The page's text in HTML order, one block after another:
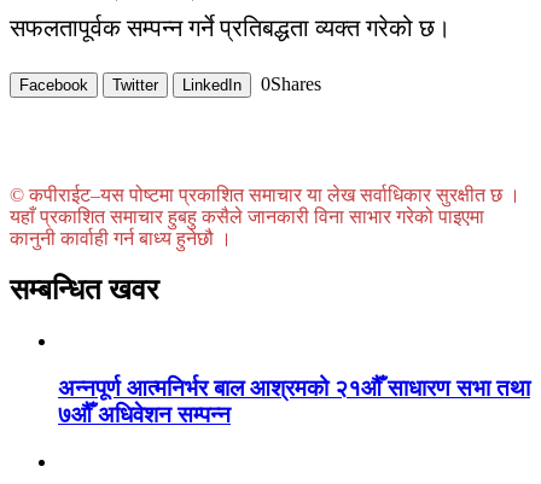
सफलतापूर्वक सम्पन्न गर्ने प्रतिबद्धता व्यक्त गरेको छ।
Facebook Twitter LinkedIn 0Shares
© कपीराईट–यस पोष्टमा प्रकाशित समाचार या लेख सर्वाधिकार सुरक्षीत छ ।
यहाँ प्रकाशित समाचार हुबहु कसैले जानकारी विना साभार गरेको पाइएमा
कानुनी कार्वाही गर्न बाध्य हुनेछौ ।
सम्बन्धित खवर
अन्नपूर्ण आत्मनिर्भर बाल आश्रमको २१औँ साधारण सभा तथा
७औँ अधिवेशन सम्पन्न